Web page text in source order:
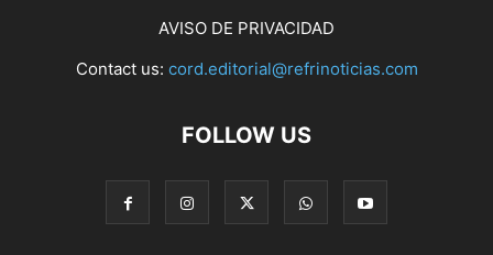
AVISO DE PRIVACIDAD
Contact us: cord.editorial@refrinoticias.com
FOLLOW US